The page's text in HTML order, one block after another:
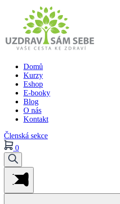
Domů
Kurzy
Eshop
E-booky
Blog
O nás
Kontakt
Členská sekce
0